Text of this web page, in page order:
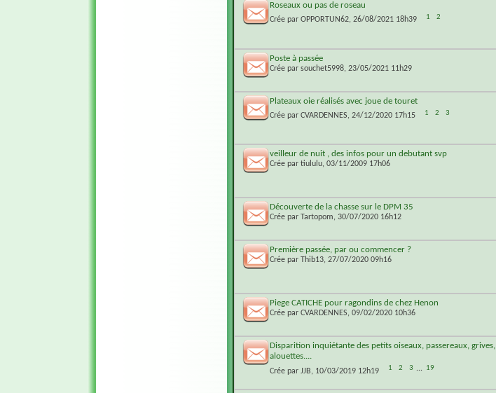
Roseaux ou pas de roseau
Crée par OPPORTUN62, 26/08/2021 18h39 1 2
Poste à passée
Crée par souchet5998, 23/05/2021 11h29
Plateaux oie réalisés avec joue de touret
Crée par CVARDENNES, 24/12/2020 17h15 1 2 3
veilleur de nuit , des infos pour un debutant svp
Crée par tiululu, 03/11/2009 17h06
Découverte de la chasse sur le DPM 35
Crée par Tartopom, 30/07/2020 16h12
Première passée, par ou commencer ?
Crée par Thib13, 27/07/2020 09h16
Piege CATICHE pour ragondins de chez Henon
Crée par CVARDENNES, 09/02/2020 10h36
Disparition inquiétante des petits oiseaux, passereaux, grives,
alouettes....
Crée par JJB, 10/03/2019 12h19 1 2 3 ... 19